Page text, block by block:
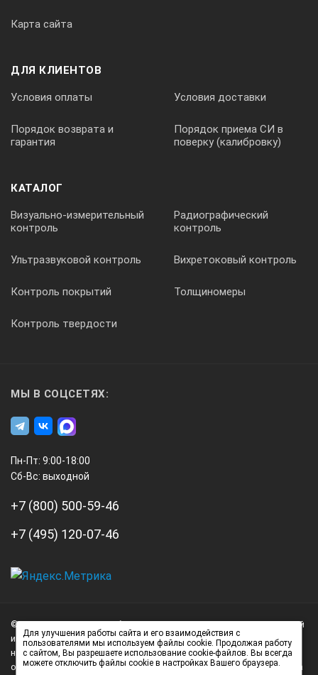
Карта сайта
ДЛЯ КЛИЕНТОВ
Условия оплаты Условия доставки
Порядок возврата и
гарантия
Порядок приема СИ в
поверку (калибровку)
КАТАЛОГ
Визуально-измерительный
контроль
Радиографический
контроль
Ультразвуковой контроль Вихретоковый контроль
Контроль покрытий Толщиномеры
Контроль твердости
МЫ В СОЦСЕТЯХ:
Пн-Пт: 9:00-18:00
Сб-Вс: выходной
+7 (800) 500-59-46
+7 (495) 120-07-46
Нагорный
проезд
д.7
© 2026 А3 Инжиниринг Обращаем Ваше внимание на то, что данный
интернет-сайт носит исключительно информационный характер и
ни при каких условиях не является публичной офертой,
определяемой положениями статьи 437 (2) Гражданского кодекса
Для улучшения работы сайта и его взаимодействия с
пользователями мы используем файлы cookie. Продолжая работу
с сайтом, Вы разрешаете использование cookie-файлов. Вы всегда
можете отключить файлы cookie в настройках Вашего браузера.